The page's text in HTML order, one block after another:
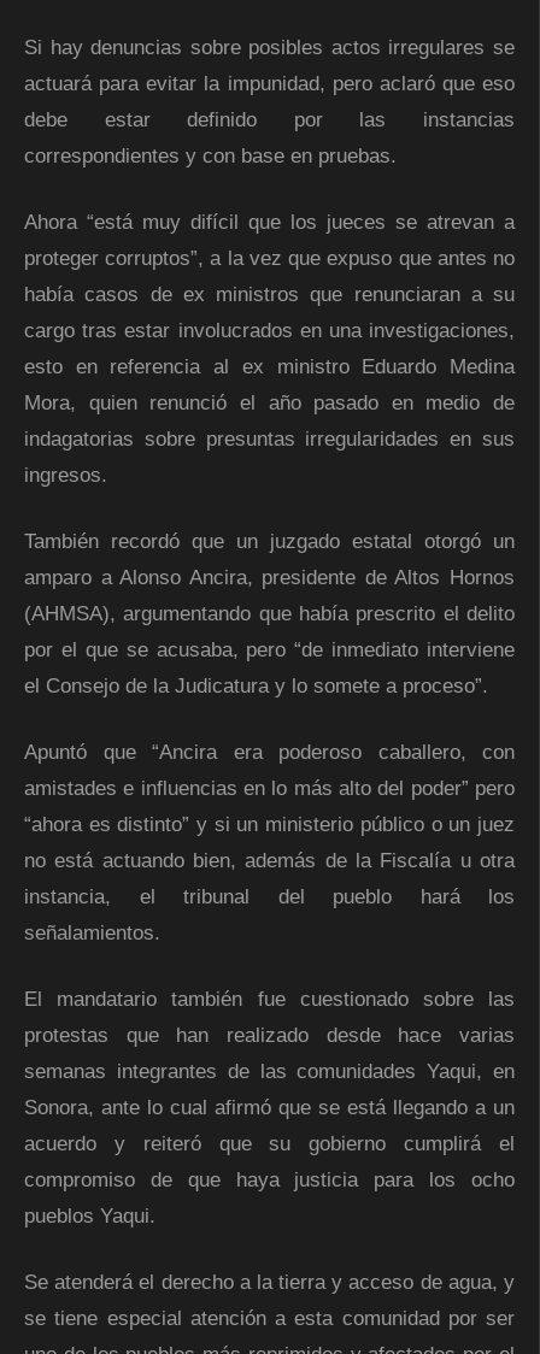
Si hay denuncias sobre posibles actos irregulares se
actuará para evitar la impunidad, pero aclaró que eso
debe estar definido por las instancias
correspondientes y con base en pruebas.
Ahora “está muy difícil que los jueces se atrevan a
proteger corruptos”, a la vez que expuso que antes no
había casos de ex ministros que renunciaran a su
cargo tras estar involucrados en una investigaciones,
esto en referencia al ex ministro Eduardo Medina
Mora, quien renunció el año pasado en medio de
indagatorias sobre presuntas irregularidades en sus
ingresos.
También recordó que un juzgado estatal otorgó un
amparo a Alonso Ancira, presidente de Altos Hornos
(AHMSA), argumentando que había prescrito el delito
por el que se acusaba, pero “de inmediato interviene
el Consejo de la Judicatura y lo somete a proceso”.
Apuntó que “Ancira era poderoso caballero, con
amistades e influencias en lo más alto del poder” pero
“ahora es distinto” y si un ministerio público o un juez
no está actuando bien, además de la Fiscalía u otra
instancia, el tribunal del pueblo hará los
señalamientos.
El mandatario también fue cuestionado sobre las
protestas que han realizado desde hace varias
semanas integrantes de las comunidades Yaqui, en
Sonora, ante lo cual afirmó que se está llegando a un
acuerdo y reiteró que su gobierno cumplirá el
compromiso de que haya justicia para los ocho
pueblos Yaqui.
Se atenderá el derecho a la tierra y acceso de agua, y
se tiene especial atención a esta comunidad por ser